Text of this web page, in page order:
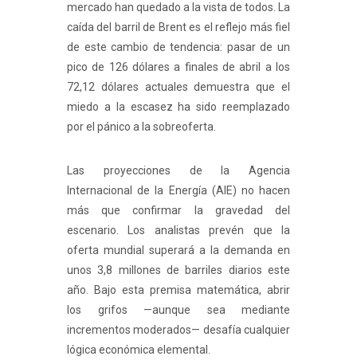
mercado han quedado a la vista de todos. La
caída del barril de Brent es el reflejo más fiel
de este cambio de tendencia: pasar de un
pico de 126 dólares a finales de abril a los
72,12 dólares actuales demuestra que el
miedo a la escasez ha sido reemplazado
por el pánico a la sobreoferta.
Las proyecciones de la Agencia
Internacional de la Energía (AIE) no hacen
más que confirmar la gravedad del
escenario. Los analistas prevén que la
oferta mundial superará a la demanda en
unos 3,8 millones de barriles diarios este
año. Bajo esta premisa matemática, abrir
los grifos —aunque sea mediante
incrementos moderados— desafía cualquier
lógica económica elemental.